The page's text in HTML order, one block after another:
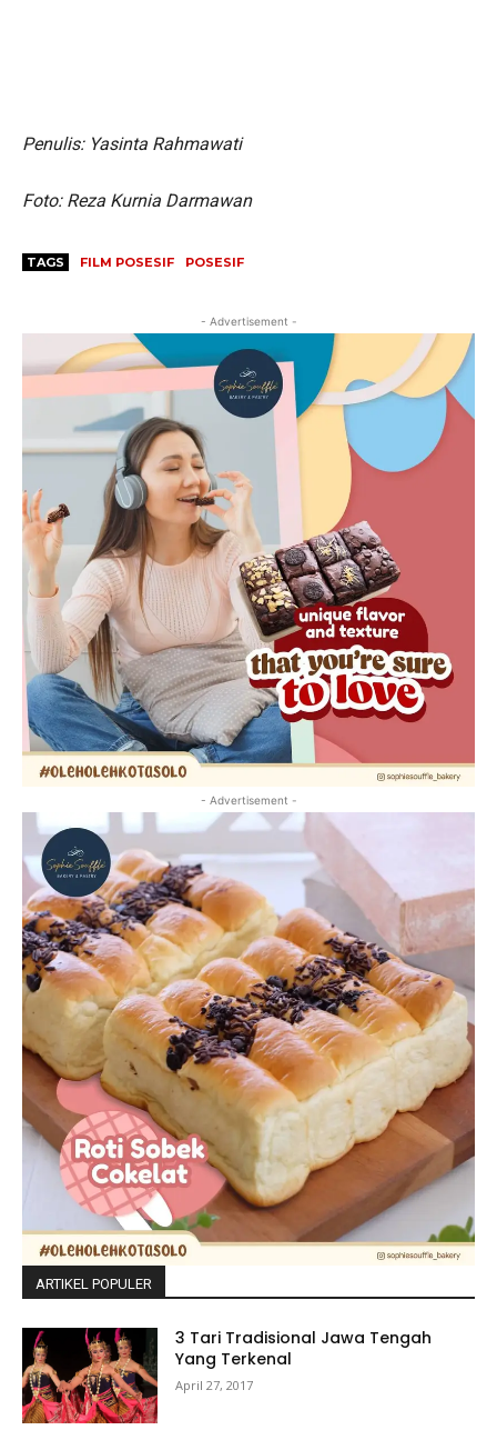
Penulis: Yasinta Rahmawati
Foto: Reza Kurnia Darmawan
TAGS FILM POSESIF POSESIF
- Advertisement -
- Advertisement -
ARTIKEL POPULER
3 Tari Tradisional Jawa Tengah
Yang Terkenal
April 27, 2017